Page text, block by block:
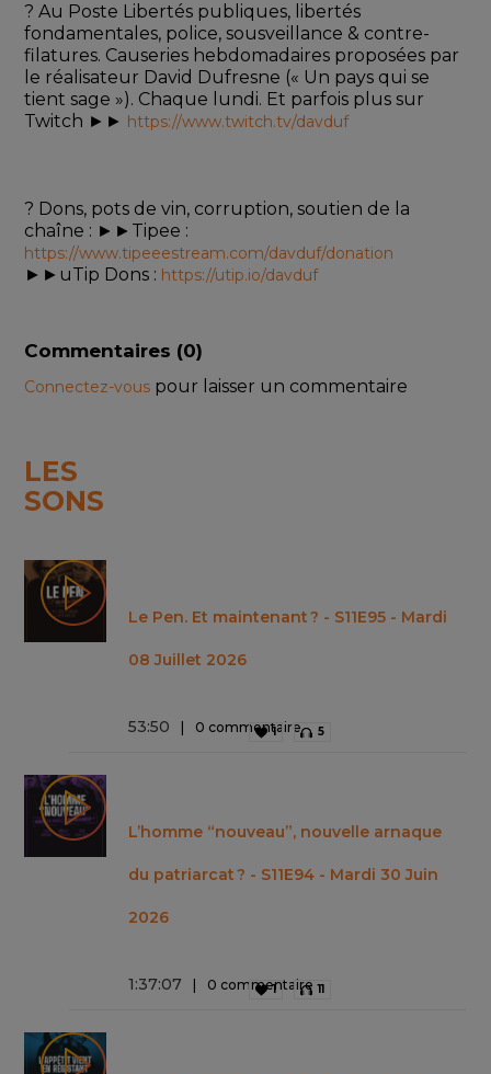
? Au Poste Libertés publiques, libertés
fondamentales, police, sousveillance & contre-
filatures. Causeries hebdomadaires proposées par
le réalisateur David Dufresne (« Un pays qui se
tient sage »). Chaque lundi. Et parfois plus sur
Twitch ►► https://www.twitch.tv/davduf
? Dons, pots de vin, corruption, soutien de la
https://www.tipeeestream.com/davduf/donation
►►uTip Dons : https://utip.io/davduf
Commentaires (0)
Connectez-vous pour laisser un commentaire
LES
SONS
Le Pen. Et maintenant ? - S11E95 - Mardi
08 Juillet 2026
53:50 0 commentaire
1 5
L’homme “nouveau”, nouvelle arnaque
du patriarcat ? - S11E94 - Mardi 30 Juin
2026
1:37:07 0 commentaire
1 11